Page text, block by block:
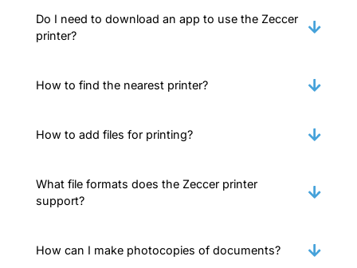
Do I need to download an app to use the Zeccer
printer?
How to find the nearest printer?
How to add files for printing?
What file formats does the Zeccer printer
support?
How can I make photocopies of documents?